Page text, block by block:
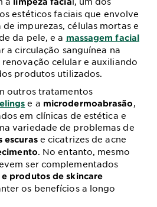
estéticos faciais que envolve
impurezas, células mortas e
da pele, e a massagem facial
a circulação sanguínea na
celular e auxiliando
produtos utilizados.
outros tratamentos
e a microdermoabrasão,
em clínicas de estética e
variedade de problemas de
escuras e cicatrizes de acne
. No entanto, mesmo
ser complementados
produtos de skincare
os benefícios a longo